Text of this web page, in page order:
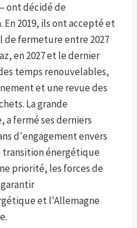
ont décidé de
2019, ils ont accepté et
fermeture entre 2027
en 2027 et le dernier
temps renouvelables,
et une revue des
La grande
a fermé ses derniers
d'engagement envers
transition énergétique
priorité, les forces de
et l'Allemagne